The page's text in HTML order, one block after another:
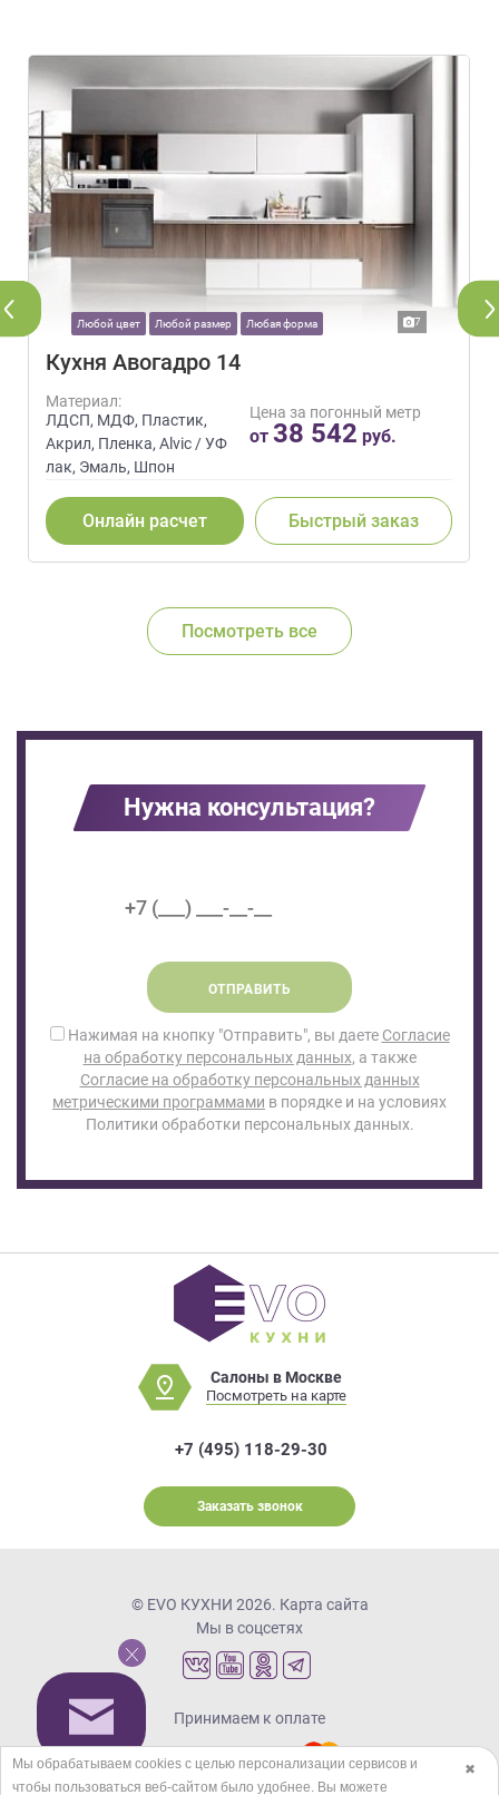
Любой цвет Любой размер Любая форма 7
Кухня Авогадро 14
Материал:
ЛДСП, МДФ, Пластик,
Акрил, Пленка, Alvic / УФ
лак, Эмаль, Шпон
Цена за погонный метр
от 38 542 руб.
Онлайн расчет Быстрый заказ
Посмотреть все
Нужна консультация?
ОТПРАВИТЬ
Нажимая на кнопку "Отправить", вы даете Согласие
на обработку персональных данных, а также
Согласие на обработку персональных данных
метрическими программами в порядке и на условиях
Политики обработки персональных данных.
Салоны в Москве
Посмотреть на карте
+7 (495) 118-29-30
Заказать звонок
© EVO КУХНИ 2026. Карта сайта
Мы в соцсетях
Принимаем к оплате
✖
Мы обрабатываем cookies с целью персонализации сервисов и
чтобы пользоваться веб-сайтом было удобнее. Вы можете